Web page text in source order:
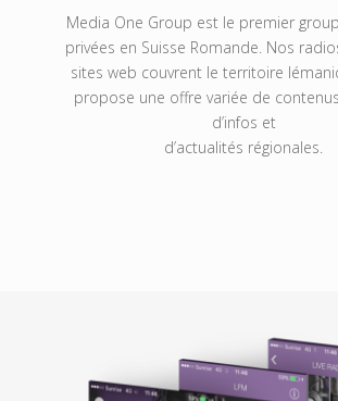
Media One Group est le premier
privées en Suisse Romande. Nos
sites web couvrent le territoire
propose une offre variée de
d’infos et
d’actualités régionales.